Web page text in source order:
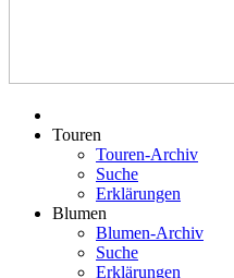
Touren
Touren-Archiv
Suche
Erklärungen
Blumen
Blumen-Archiv
Suche
Erklärungen